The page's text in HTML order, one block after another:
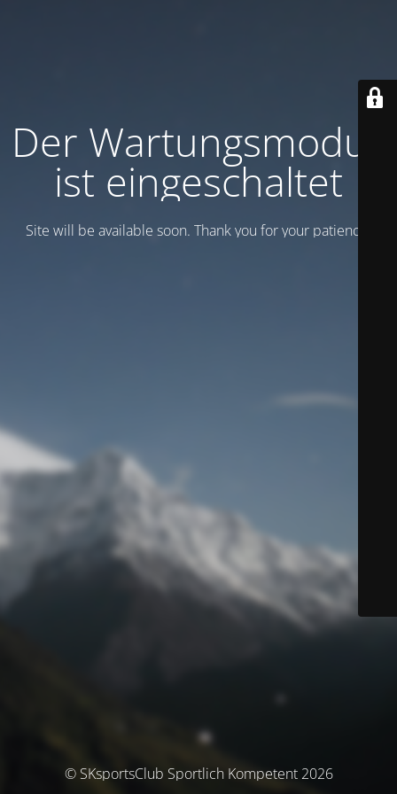
Der Wartungsmodus
ist eingeschaltet
Site will be available soon. Thank you for your patience!
© SKsportsClub Sportlich Kompetent 2026